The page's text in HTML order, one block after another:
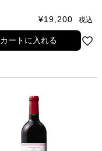
¥19,200 税込
カートに入れる